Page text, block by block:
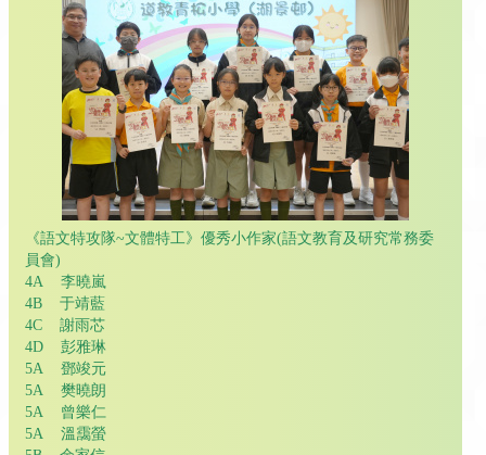
《語文特攻隊~文體特工》優秀小作家(語文教育及研究常務委
員會)
4A 李曉嵐
4B 于靖藍
4C 謝雨芯
4D 彭雅琳
5A 鄧竣元
5A 樊曉朗
5A 曾樂仁
5A 溫靄螢